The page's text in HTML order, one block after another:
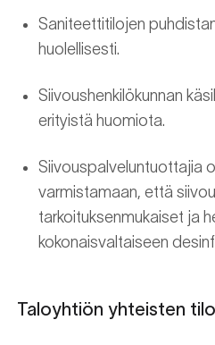
Saniteettitilojen
huolellisesti.
Siivoushenkilökunnan
erityistä huomiota.
Siivouspalveluntuottajia
varmistamaan, että
tarkoituksenmukaiset ja
kokonaisvaltaiseen
Taloyhtiön yhteisten